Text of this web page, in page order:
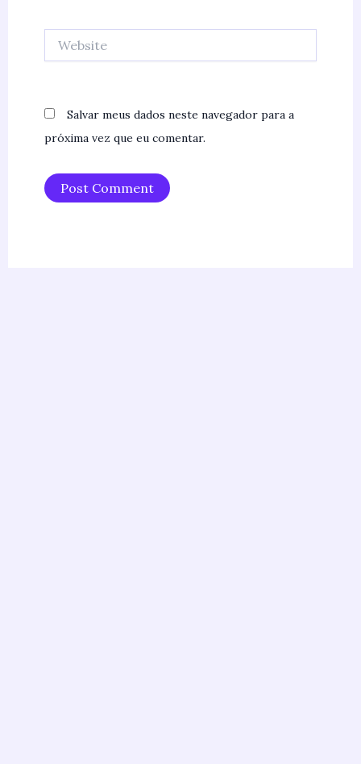
Salvar meus dados neste navegador para a
próxima vez que eu comentar.